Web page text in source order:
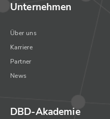
Unternehmen
Über uns
Karriere
Partner
News
DBD-Akademie